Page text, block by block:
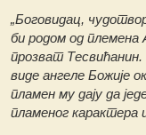
„Боговидац,
би родом од племена
прозват
виде ангеле Божије
пламен му дају да
пламеног карактера